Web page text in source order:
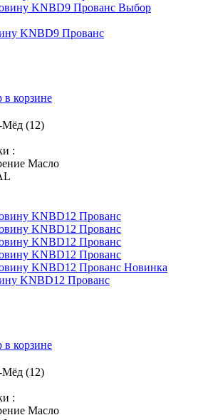
Выбор
KNBD9 Прованс
в корзине
Мёд (12)
:
Масло
Новинка
KNBD12 Прованс
в корзине
Мёд (12)
:
Масло